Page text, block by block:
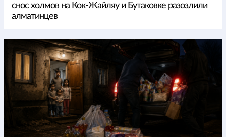
снос холмов на Кок-Жайляу и Бутаковке разозлили
алматинцев